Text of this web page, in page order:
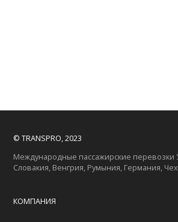
© TRANSPRO, 2023
Международные пассажирские перевозки
Словакия, Венгрия, Румыния, Германия,
КОМПАНИЯ